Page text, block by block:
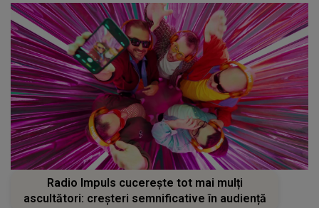
Radio Impuls cucerește tot mai mulți
ascultători: creșteri semnificative în audiență